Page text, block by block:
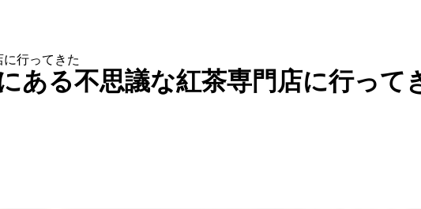
に行ってきた
ある不思議な紅茶専門店に行って